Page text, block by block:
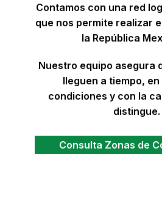
Contamos con una red
que nos permite realizar
la República
Nuestro equipo asegura
lleguen a tiempo,
condiciones y con la
distingue.
Consulta Zonas de